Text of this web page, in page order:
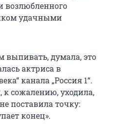
возлюбленного
удачными
выпивать, думала, это
актриса в
канала „Россия 1“.
к сожалению, уходила,
поставила точку:
конец».